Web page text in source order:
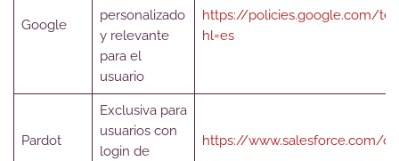
Google
personalizado
y relevante
para el
usuario
https://policies.google.com/
hl=es
Pardot
Exclusiva para
usuarios con
login de
https://www.salesforce.com/